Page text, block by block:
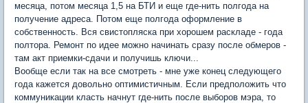
месяца, потом месяца 1,5 на БТИ и еще где-нить полгода на
получение адреса. Потом еще полгода оформление в
собственность. Вся свистопляска при хорошем раскладе - года
полтора. Ремонт по идее можно начинать сразу после обмеров -
там акт приемки-сдачи и получишь ключи...
Вообще если так на все смотреть - мне уже конец следующего
года кажется довольно оптимистичным. Если предположить что
коммуникации класть начнут где-нить после выборов мэра, то